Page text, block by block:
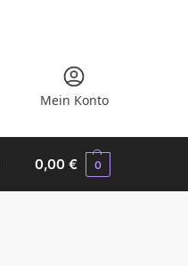
Mein Konto
0,00€ 0